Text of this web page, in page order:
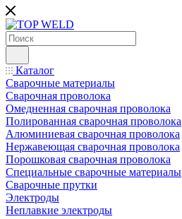
Каталог
Сварочные материалы
Сварочная проволока
Омедненная сварочная проволока
Полированная сварочная проволока
Алюминиевая сварочная проволока
Нержавеющая сварочная проволока
Порошковая сварочная проволока
Специальные сварочные материалы
Сварочные прутки
Электроды
Неплавкие электроды